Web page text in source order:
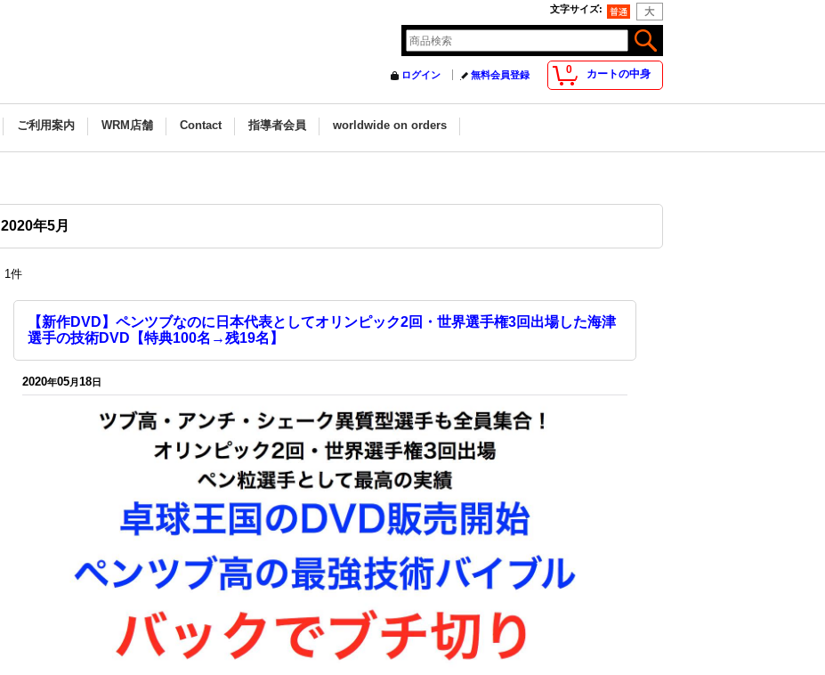
文字サイズ:
0 カートの中身
ログイン 無料会員登録
ご利用案内 WRM店舗 Contact 指導者会員 worldwide on orders
2020年5月
1件
【新作DVD】ペンツブなのに日本代表としてオリンピック2回・世界選手権3回出場した海津
選手の技術DVD【特典100名→残19名】
2020年05月18日